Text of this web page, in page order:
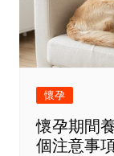
懷孕
懷孕期間
個注意事